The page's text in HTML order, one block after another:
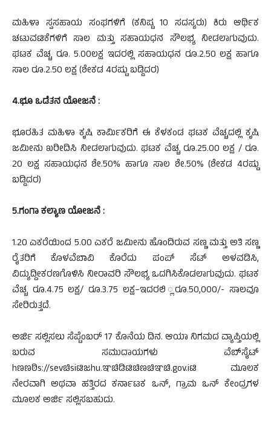
ಮಹಿಳಾ ಸ್ವಸಹಾಯ ಸಂಘಗಳಿಗೆ (ಕನಿಷ್ಟ 10 ಸದಸ್ಯರು) ಕಿರು ಆರ್ಥಿಕ
ಚಟುವಟಿಕೆಗಳಿಗೆ ಸಾಲ ಮತ್ತು ಸಹಾಯಧನ ಸೌಲಭ್ಯ ನೀಡಲಾಗುವುದು.
ಘಟಕ ವೆಚ್ಚ ರೂ. 5.00ಲಕ್ಷ ಇದರಲ್ಲಿ ಸಹಾಯಧನ ರೂ.2.50 ಲಕ್ಷ ಹಾಗೂ
ಸಾಲ ರೂ.2.50 ಲಕ್ಷ (ಶೇಕಡ 4ರಷ್ಟು ಬಡ್ಡಿದರ)
4.ಭೂ ಒಡೆತನ ಯೋಜನೆ :
ಭೂರಹಿತ ಮಹಿಳಾ ಕೃಷಿ ಕಾರ್ಮಿಕರಿಗೆ ಈ ಕೆಳಕಂಡ ಘಟಕ ವೆಚ್ಚದಲ್ಲಿ ಕೃಷಿ
ಜಮೀನು ಖರೀದಿಸಿ ನೀಡಲಾಗುವುದು. ಘಟಕ ವೆಚ್ಚ ರೂ.25.00 ಲಕ್ಷ / ರೂ.
20 ಲಕ್ಷ ಸಹಾಯಧನ ಶೇ.50% ಹಾಗೂ ಸಾಲ ಶೇ.50% (ಶೇಕಡ 4ರಷ್ಟು
ಬಡ್ಡಿದರ)
5.ಗಂಗಾ ಕಲ್ಯಾಣ ಯೋಜನೆ :
1.20 ಎಕರೆಯಿಂದ 5.00 ಎಕರೆ ಜಮೀನು ಹೊಂದಿರುವ ಸಣ್ಣ ಮತ್ತು ಅತಿ ಸಣ್ಣ
ರೈತರಿಗೆ ಕೊಳವೆಬಾವಿ ಕೊರೆದು ಪಂಪ್ ಸೆಟ್ ಅಳವಡಿಸಿ,
ವಿದ್ಯುದ್ದೀಕರಣಗೊಳಿಸಿ ನೀರಾವರಿ ಸೌಲಭ್ಯ ಒದಗಿಸಿಕೊಡಲಾಗುವುದು. ಘಟಕ
ವೆಚ್ಚ ರೂ.4.75 ಲಕ್ಷ/ ರೂ.3.75 ಲಕ್ಷ–ಇದರಲಿ ್ಲರೂ.50,000/- ಸಾಲವೂ
ಸೇರಿರುತ್ತದೆ.
ಅರ್ಜಿ ಸಲ್ಲಿಸಲು ಸೆಪ್ಟೆಂಬರ್ 17 ಕೊನೆಯ ದಿನ. ಆಯಾ ನಿಗಮದ ವ್ಯಾಪ್ತಿಯಲ್ಲಿ
ಬರುವ ಸಮುದಾಯಗಳು ವೆಬ್‍ಸೈಟ್
hಣಣಠಿs://sevಚಿsiಟಿಜhu.ಞಚಿಡಿಟಿಚಿಣಚಿಞಚಿ.gov.iಟಿ ಮೂಲಕ
ನೇರವಾಗಿ ಅಥವಾ ಹತ್ತಿರದ ಕರ್ನಾಟಕ ಒನ್, ಗ್ರಾಮ ಒನ್ ಕೇಂದ್ರಗಳ
ಮೂಲಕ ಅರ್ಜಿ ಸಲ್ಲಿಸಬಹುದು.